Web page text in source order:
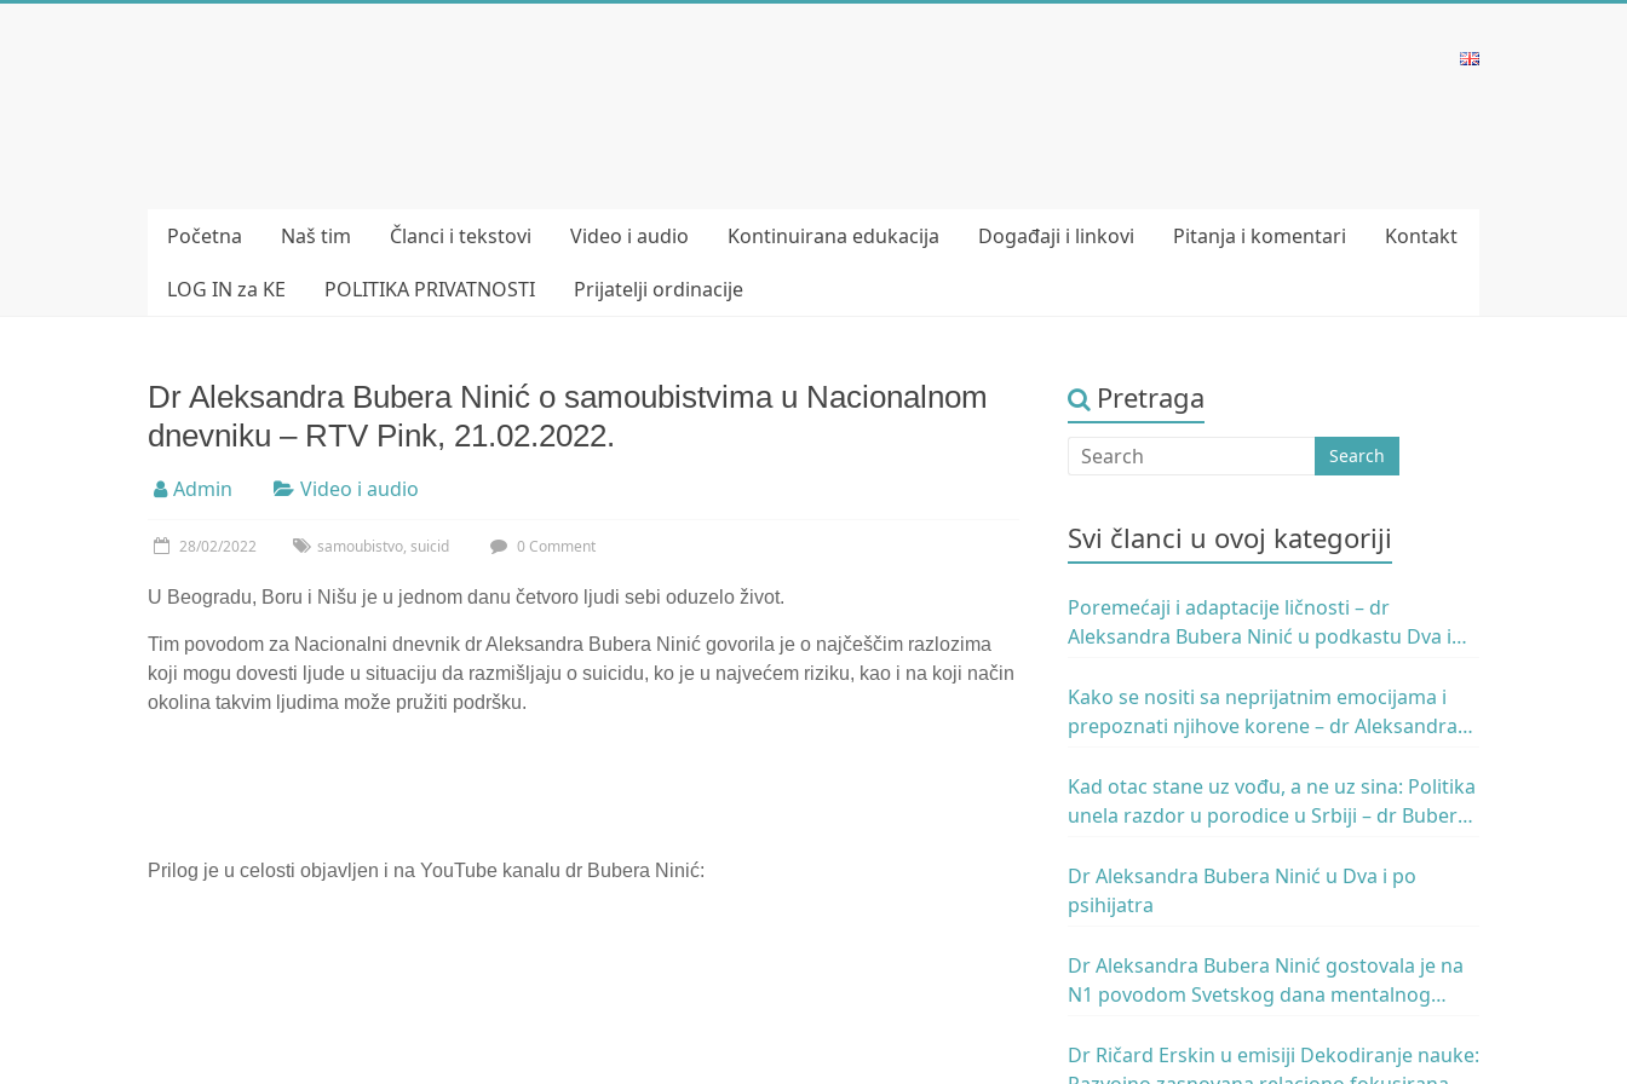
psihijatrije
Početna Naš tim Članci i tekstovi Video i audio Kontinuirana edukacija Događaji i linkovi Pitanja i komentari
Kontakt
LOG IN za KE
POLITIKA PRIVATNOSTI Prijatelji ordinacije
Dr Aleksandra Bubera Ninić o samoubistvima u Nacionalnom
dnevniku – RTV Pink, 21.02.2022.
Admin Video i audio
28/02/2022 samoubistvo, suicid 0 Comment
U Beogradu, Boru i Nišu je u jednom danu četvoro ljudi sebi oduzelo život.
Tim povodom za Nacionalni dnevnik dr Aleksandra Bubera Ninić govorila je o najčeščim razlozima
koji mogu dovesti ljude u situaciju da razmišljaju o suicidu, ko je u najvećem riziku, kao i na koji način
okolina takvim ljudima može pružiti podršku.
Prilog je u celosti objavljen i na YouTube kanalu dr Bubera Ninić:
Pretraga
Svi članci u ovoj kategoriji
Poremećaji i adaptacije ličnosti – dr
Aleksandra Bubera Ninić u podkastu Dva i
Kako se nositi sa neprijatnim emocijama i
prepoznati njihove korene – dr Aleksandra
Kad otac stane uz vođu, a ne uz sina: Politika
unela razdor u porodice u Srbiji – dr Buber
Dr Aleksandra Bubera Ninić u Dva i po
psihijatra
Dr Aleksandra Bubera Ninić gostovala je na
N1 povodom Svetskog dana mentalnog
Dr Ričard Erskin u emisiji Dekodiranje nauke: